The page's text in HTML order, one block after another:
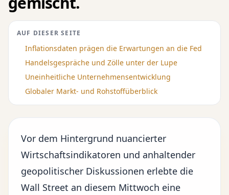
AUF DIESER SEITE
Inflationsdaten prägen die Erwartungen an die Fed
Handelsgespräche und Zölle unter der Lupe
Uneinheitliche Unternehmensentwicklung
Globaler Markt- und Rohstoffüberblick
Vor dem Hintergrund nuancierter
Wirtschaftsindikatoren und anhaltender
geopolitischer Diskussionen erlebte die
Wall Street an diesem Mittwoch eine